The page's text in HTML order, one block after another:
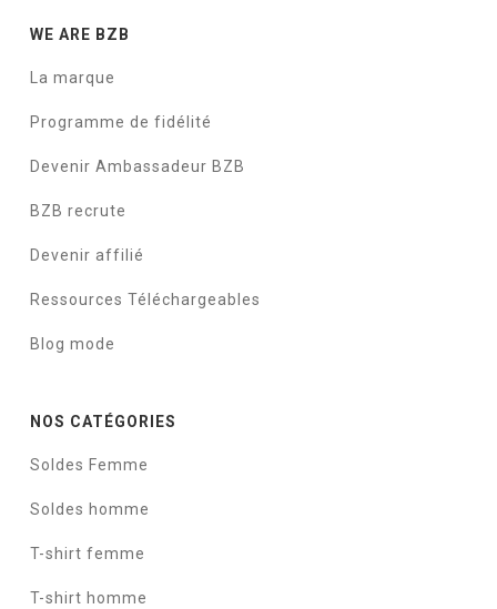
WE ARE BZB
La marque
Programme de fidélité
Devenir Ambassadeur BZB
BZB recrute
Devenir affilié
Ressources Téléchargeables
Blog mode
NOS CATÉGORIES
Soldes Femme
Soldes homme
T-shirt femme
T-shirt homme